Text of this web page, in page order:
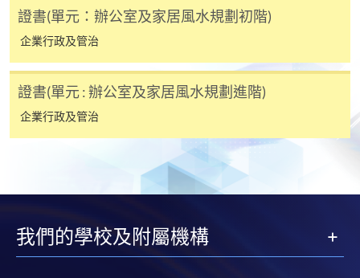
繳付學費。
親身報名/郵遞
報讀新課程
凡以「先到先得」為取錄方式的課程，請填妥
SF26報名表，親往報名中心或以郵遞方式連同學
[下載報名表SF26]
證書(單元：辦公室及家居風水規劃初階)
企業行政及管治
證書(單元 : 辦公室及家居風水規劃進階)
企業行政及管治
我們的學校及附屬機構